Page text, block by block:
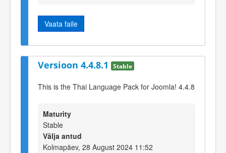
Vaata faile
Versioon 4.4.8.1 Stable
This is the Thai Language Pack for Joomla! 4.4.8
Maturity
Stable
Välja antud
Kolmapäev, 28 August 2024 11:52